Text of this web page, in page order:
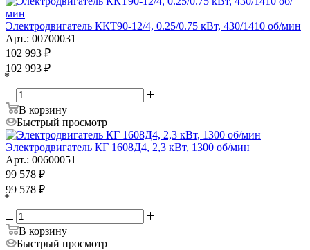
Электродвигатель ККТ90-12/4, 0.25/0.75 кВт, 430/1410 об/мин
Арт.: 00700031
102 993 ₽
102 993 ₽
*
В корзину
Быстрый просмотр
Электродвигатель КГ 1608Д4, 2,3 кВт, 1300 об/мин
Арт.: 00600051
99 578 ₽
99 578 ₽
*
В корзину
Быстрый просмотр